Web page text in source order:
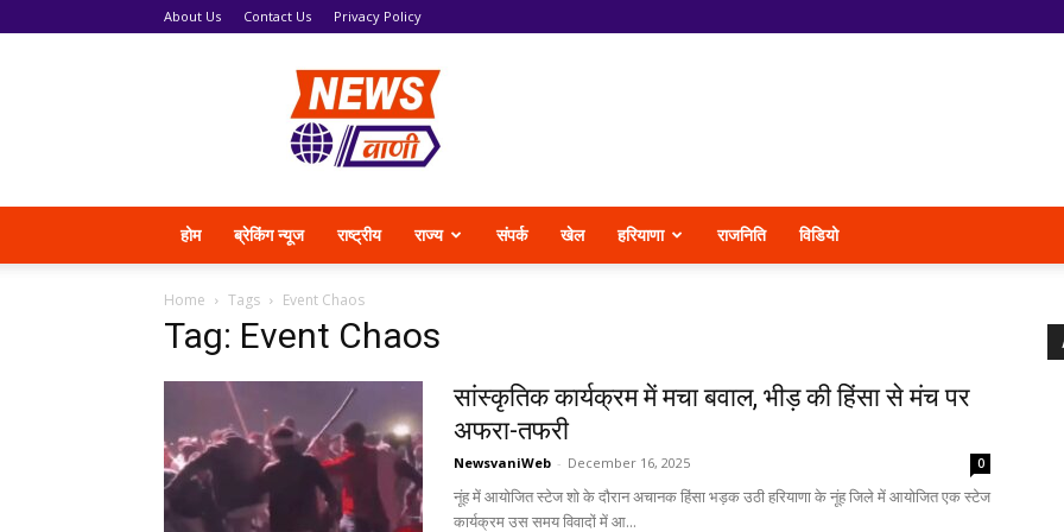
About Us Contact Us Privacy Policy
News
Vani
होम ब्रेकिंग न्यूज राष्ट्रीय राज्य संपर्क खेल हरियाणा राजनिति विडियो
Home Tags Event Chaos
Tag: Event Chaos
सांस्कृतिक कार्यक्रम में मचा बवाल, भीड़ की हिंसा से मंच पर
अफरा-तफरी
NewsvaniWeb - December 16, 2025 0
नूंह में आयोजित स्टेज शो के दौरान अचानक हिंसा भड़क उठी हरियाणा के नूंह जिले में आयोजित एक स्टेज
कार्यक्रम उस समय विवादों में आ...